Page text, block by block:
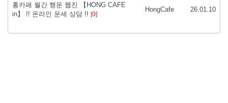
홍카페 월간 행운 웹진 【HONG CAFE
in】 !! 온라인 운세 상담 !! [0]
HongCafe 26.01.10